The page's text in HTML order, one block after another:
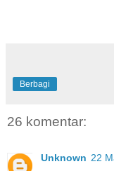
Berbagi
26 komentar:
Unknown 22